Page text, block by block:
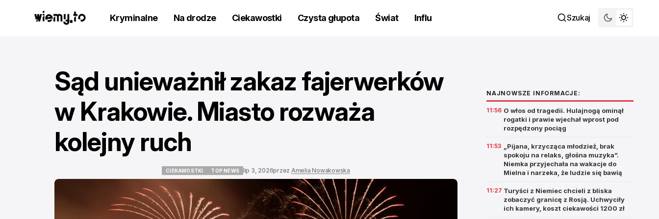
Kryminalne Na drodze Ciekawostki Czysta głupota Świat Influ Szukaj
Sąd unieważnił zakaz fajerwerków
w Krakowie. Miasto rozważa
kolejny ruch
CIEKAWOSTKI TOP NEWS lip 3, 2026przez Amelia Nowakowska
NAJNOWSZE INFORMACJE:
11:56 O włos od tragedii. Hulajnogą ominął
rogatki i prawie wjechał wprost pod
rozpędzony pociąg
11:53
„Pijana, krzycząca młodzież, brak
spokoju na relaks, głośna muzyka”.
Niemka przyjechała na wakacje do
Mielna i narzeka, że ludzie się bawią
11:27 Turyści z Niemiec chcieli z bliska
zobaczyć granicę z Rosją. Uchwyciły
ich kamery, koszt ciekawości 1200 zł